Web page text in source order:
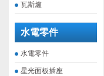
瓦斯爐
水電零件
水電零件
星光面板插座